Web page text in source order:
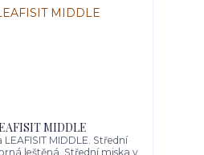
MIDDLE
MIDDLE. Střední
leštěná. Střední miska v